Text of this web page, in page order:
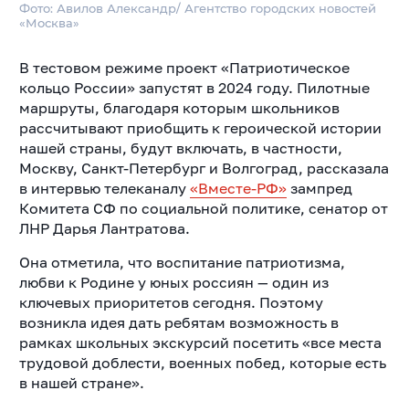
Фото: Авилов Александр/ Агентство городских новостей
«Москва»
В тестовом режиме проект «Патриотическое
кольцо России» запустят в 2024 году. Пилотные
маршруты, благодаря которым школьников
рассчитывают приобщить к героической истории
нашей страны, будут включать, в частности,
Москву, Санкт-Петербург и Волгоград, рассказала
в интервью телеканалу «Вместе-РФ»зампред
Комитета СФ по социальной политике, сенатор от
ЛНР Дарья Лантратова.
Она отметила, что воспитание патриотизма,
любви к Родине у юных россиян — один из
ключевых приоритетов сегодня. Поэтому
возникла идея дать ребятам возможность в
рамках школьных экскурсий посетить «все места
трудовой доблести, военных побед, которые есть
в нашей стране».